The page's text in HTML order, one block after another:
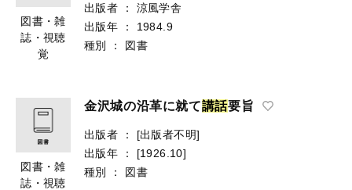
図書・雑
誌・視聴
覚
出版者
：
涼風学舎
出版年
：
1984.9
種別
： 図書
図書・雑
誌・視聴
金沢城の沿革に就て講話要旨
出版者 ：
[出版者不明]
出版年
：
[1926.10]
種別
： 図書